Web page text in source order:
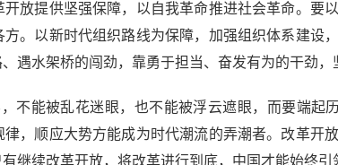
放提供坚强保障，以自我革命推进社会革命。要
。以新时代组织路线为保障，加强组织体系建设
遇水架桥的闯劲，靠勇于担当、奋发有为的干劲，
能被乱花迷眼，也不能被浮云遮眼，而要端起
，顺应大势方能成为时代潮流的弄潮者。改革开
继续改革开放，将改革进行到底，中国才能始终引